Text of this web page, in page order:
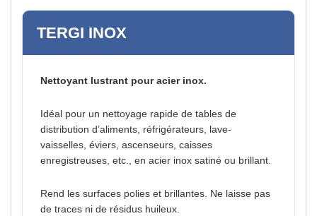
TERGI INOX
Nettoyant lustrant pour acier inox.
Idéal pour un nettoyage rapide de tables de
distribution d’aliments, réfrigérateurs, lave-
vaisselles, éviers, ascenseurs, caisses
enregistreuses, etc., en acier inox satiné ou brillant.
Rend les surfaces polies et brillantes. Ne laisse pas
de traces ni de résidus huileux.